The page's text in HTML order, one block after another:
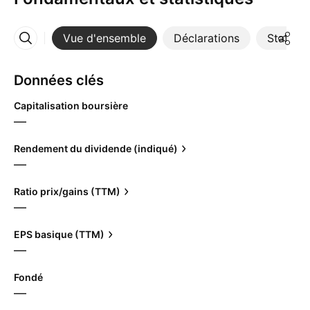
Vue d'ensemble Déclarations
Plus
Données clés
Capitalisation boursière
—
Rendement du dividende (indiqué)
—
Ratio prix/gains (TTM)
—
EPS basique (TTM)
—
Fondé
—